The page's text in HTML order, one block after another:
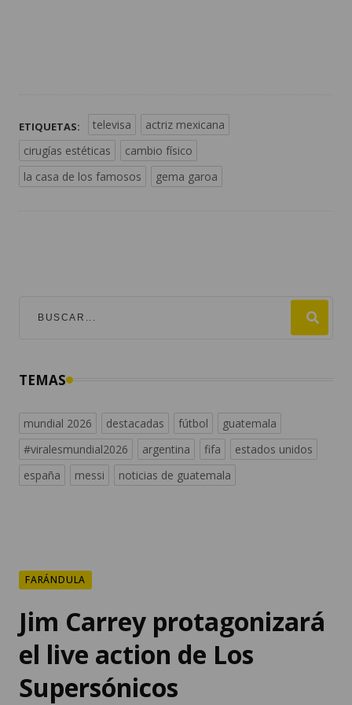
ETIQUETAS: televisa
actriz mexicana
cirugías estéticas
cambio físico
la casa de los famosos
gema garoa
TEMAS
mundial 2026 destacadas fútbol
guatemala
#viralesmundial2026
argentina fifa
estados unidos
españa
messi noticias de guatemala
FARÁNDULA
Jim Carrey protagonizará
el live action de Los
Supersónicos